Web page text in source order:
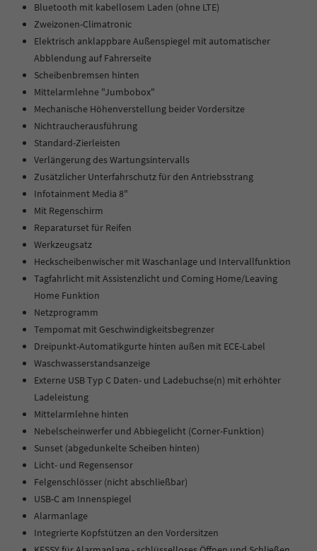
Bluetooth mit kabellosem Laden (ohne LTE)
Zweizonen-Climatronic
Elektrisch anklappbare Außenspiegel mit automatischer
Abblendung auf Fahrerseite
Scheibenbremsen hinten
Mittelarmlehne "Jumbobox"
Mechanische Höhenverstellung beider Vordersitze
Nichtraucherausführung
Standard-Zierleisten
Verlängerung des Wartungsintervalls
Zusätzlicher Unterfahrschutz für den Antriebsstrang
Infotainment Media 8"
Mit Regenschirm
Reparaturset für Reifen
Werkzeugsatz
Heckscheibenwischer mit Waschanlage und Intervallfunktion
Tagfahrlicht mit Assistenzlicht und Coming Home/Leaving
Home Funktion
Netzprogramm
Tempomat mit Geschwindigkeitsbegrenzer
Dreipunkt-Automatikgurte hinten außen mit ECE-Label
Waschwasserstandsanzeige
Externe USB Typ C Daten- und Ladebuchse(n) mit erhöhter
Ladeleistung
Mittelarmlehne hinten
Nebelscheinwerfer und Abbiegelicht (Corner-Funktion)
Sunset (abgedunkelte Scheiben hinten)
Licht- und Regensensor
Felgenschlösser (nicht abschließbar)
USB-C am Innenspiegel
Alarmanlage
Integrierte Kopfstützen an den Vordersitzen